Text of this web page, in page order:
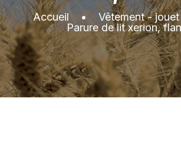
Accueil • Vêtement -
Parure de lit xerion,